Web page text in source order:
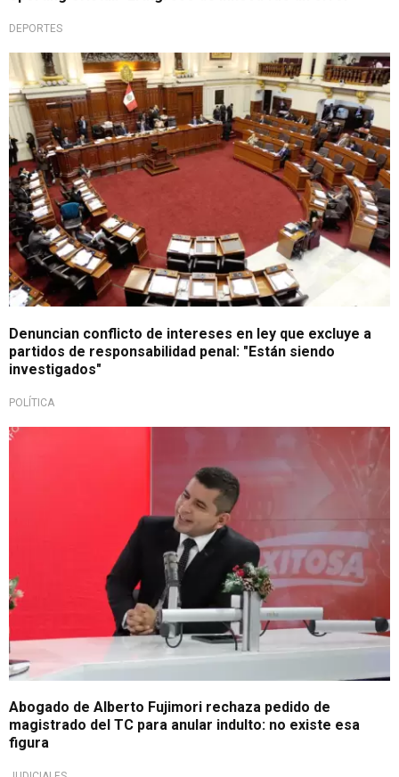
DEPORTES
Tras promulgación
Denuncian conflicto de intereses en ley que excluye a
partidos de responsabilidad penal: "Están siendo
investigados"
POLÍTICA
Abogado de Alberto Fujimori rechaza pedido de
magistrado del TC para anular indulto: no existe esa
figura